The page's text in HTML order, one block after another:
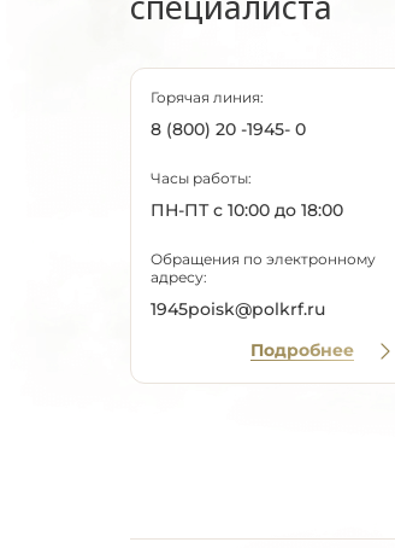
Горячая линия:
8 (800) 20 -1945- 0
Часы работы:
ПН-ПТ с 10:00 до 18:00
Обращения по электронному
адресу:
1945poisk@polkrf.ru
Подробнее